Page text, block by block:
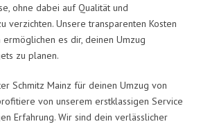
ohne dabei auf Qualität und
verzichten. Unsere transparenten Kosten
es dir, deinen Umzug
zu planen.
Schmitz Mainz für deinen Umzug von
von unserem erstklassigen Service
Erfahrung. Wir sind dein verlässlicher